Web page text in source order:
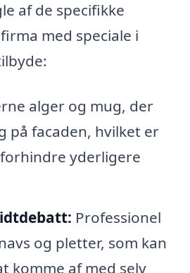
af de specifikke
med speciale i
alger og mug, der
på facaden, hvilket er
yderligere
Professionel
og pletter, som kan
komme af med selv